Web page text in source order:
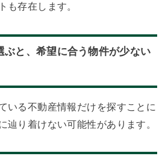
も存在します。
ぶと、希望に合う物件が少ない
いる不動産情報だけを探すことに
辿り着けない可能性があります。